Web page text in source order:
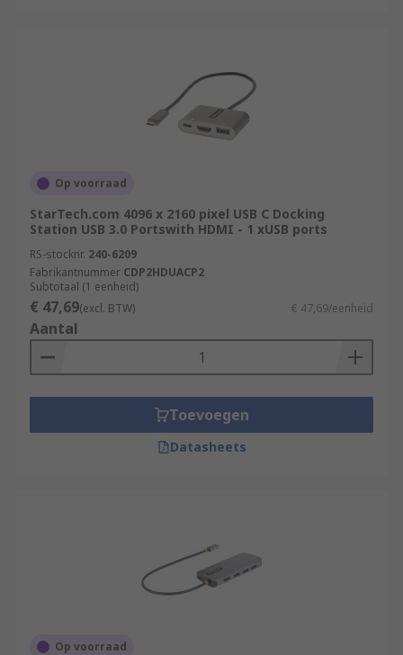
Op voorraad
StarTech.com 4096 x 2160 pixel USB C Docking
Station USB 3.0 Portswith HDMI - 1 xUSB ports
RS-stocknr. 240-6209
Fabrikantnummer CDP2HDUACP2
Subtotaal (1 eenheid)
€ 47,69(excl. BTW) € 47,69/eenheid
Aantal
Toevoegen
Datasheets
Op voorraad